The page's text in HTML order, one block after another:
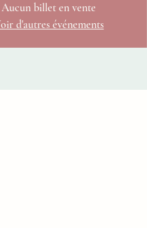
Aucun billet en vente
d'autres événements